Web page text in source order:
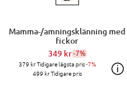
Mamma-/amningsklänning med
fickor
349 kr-7%
379 krTidigare lägsta pris-7%
499 krTidigare pris